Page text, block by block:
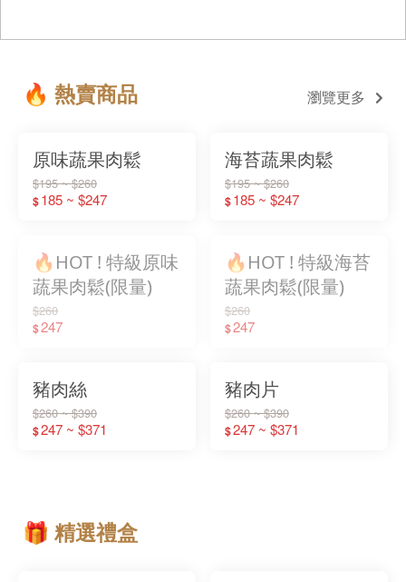
🔥 熱賣商品 瀏覽更多
原味蔬果肉鬆
$195 ~ $260
$185 ~ $247
海苔蔬果肉鬆
$195 ~ $260
$185 ~ $247
🔥HOT ! 特級原味
蔬果肉鬆(限量)
$260
$247
🔥HOT ! 特級海苔
蔬果肉鬆(限量)
$260
$247
豬肉絲
$260 ~ $390
$247 ~ $371
豬肉片
$260 ~ $390
$247 ~ $371
🎁 精選禮盒